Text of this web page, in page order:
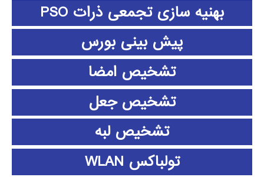
بهنیه سازی تجمعی ذرات PSO
پیش بینی بورس
تشخیص امضا
تشخیص جعل
تشخیص لبه
تولباکس WLAN